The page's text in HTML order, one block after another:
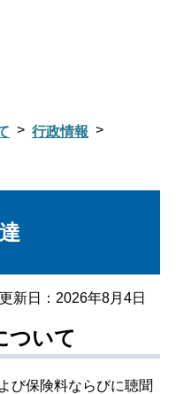
行政情報
更新日： 2026年8月4日
ついて
び保険料ならびに聴聞